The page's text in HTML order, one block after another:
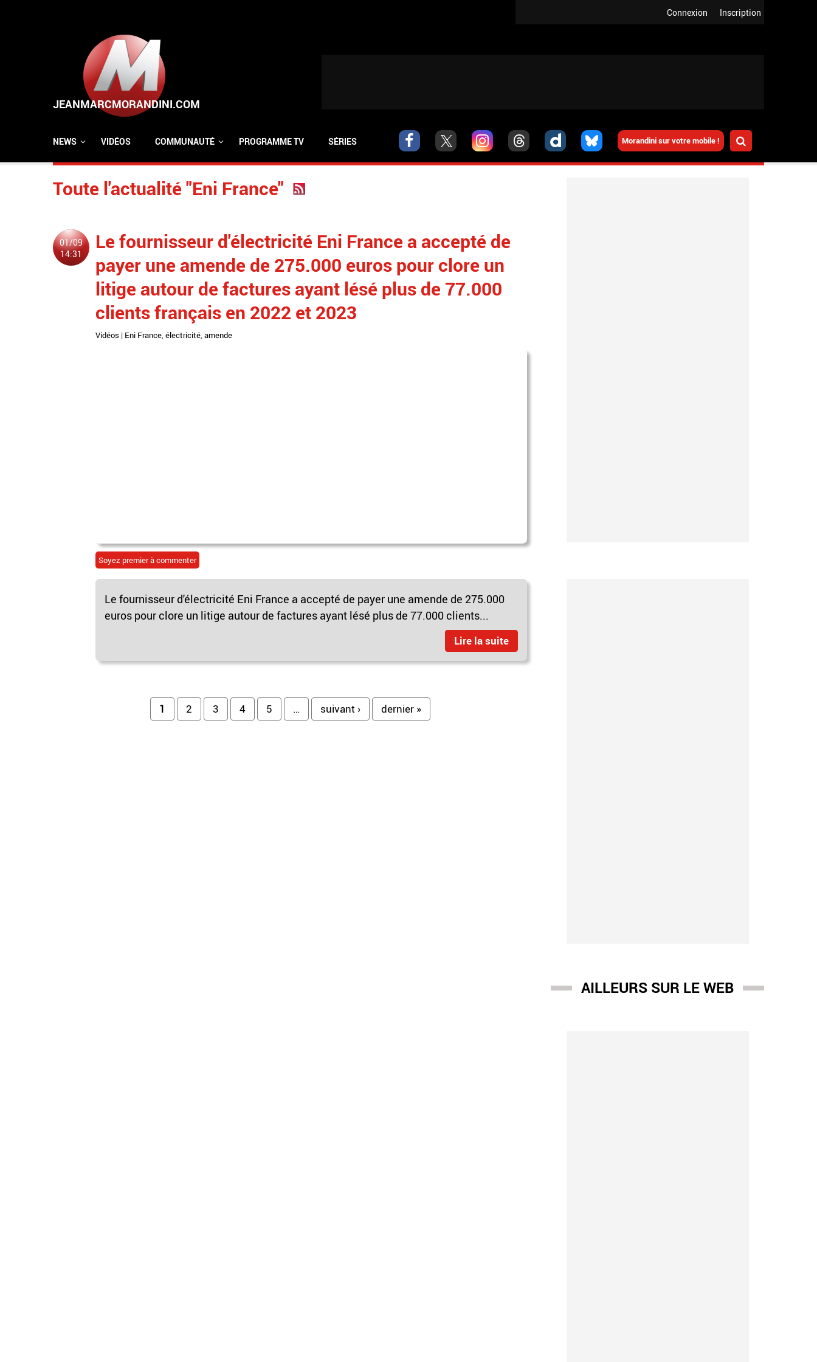
Inscription
Connexion
Morandini sur votre mobile !
NEWS VIDÉOS COMMUNAUTÉ PROGRAMME TV SÉRIES
Toute l'actualité "Eni France"
01/09
14:31
Le fournisseur d'électricité Eni France a accepté de
payer une amende de 275.000 euros pour clore un
litige autour de factures ayant lésé plus de 77.000
clients français en 2022 et 2023
Vidéos | Eni France, électricité, amende
Soyez premier à commenter
Le fournisseur d'électricité Eni France a accepté de payer une amende de 275.000
euros pour clore un litige autour de factures ayant lésé plus de 77.000 clients...
Lire la suite
1 2 3 4 5 … suivant › dernier »
AILLEURS SUR LE WEB